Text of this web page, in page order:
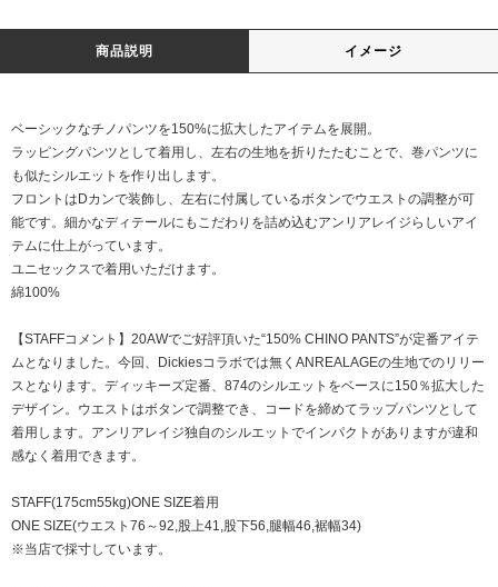
商品説明 イメージ
ベーシックなチノパンツを150%に拡大したアイテムを展開。
ラッピングパンツとして着用し、左右の生地を折りたたむことで、巻パンツに
も似たシルエットを作り出します。
フロントはDカンで装飾し、左右に付属しているボタンでウエストの調整が可
能です。細かなディテールにもこだわりを詰め込むアンリアレイジらしいアイ
テムに仕上がっています。
ユニセックスで着用いただけます。
綿100%
【STAFFコメント】20AWでご好評頂いた“150% CHINO PANTS”が定番アイテ
ムとなりました。今回、Dickiesコラボでは無くANREALAGEの生地でのリリー
スとなります。ディッキーズ定番、874のシルエットをベースに150％拡大した
デザイン。ウエストはボタンで調整でき、コードを締めてラップパンツとして
着用します。アンリアレイジ独自のシルエットでインパクトがありますが違和
感なく着用できます。
STAFF(175cm55kg)ONE SIZE着用
ONE SIZE(ウエスト76～92,股上41,股下56,腿幅46,裾幅34)
※当店で採寸しています。